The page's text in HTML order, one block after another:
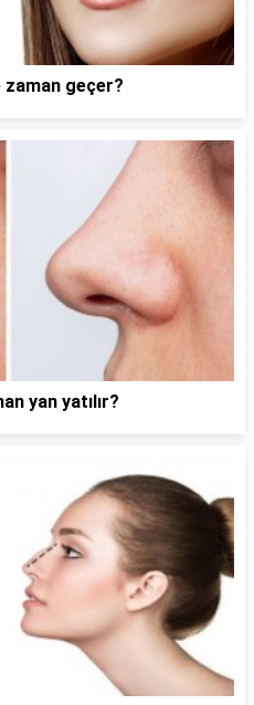
geçer?
yan yatılır?